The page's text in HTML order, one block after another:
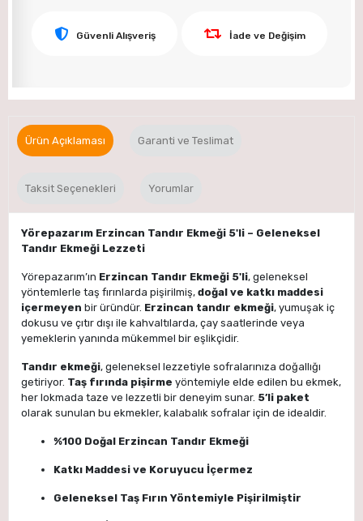
Güvenli Alışveriş İade ve Değişim
Ürün Açıklaması Garanti ve Teslimat
Taksit Seçenekleri Yorumlar
Yörepazarım Erzincan Tandır Ekmeği 5'li – Geleneksel
Tandır Ekmeği Lezzeti
Yörepazarım’ın Erzincan Tandır Ekmeği 5'li, geleneksel
yöntemlerle taş fırınlarda pişirilmiş, doğal ve katkı maddesi
içermeyen bir üründür. Erzincan tandır ekmeği, yumuşak iç
dokusu ve çıtır dışı ile kahvaltılarda, çay saatlerinde veya
yemeklerin yanında mükemmel bir eşlikçidir.
Tandır ekmeği, geleneksel lezzetiyle sofralarınıza doğallığı
getiriyor. Taş fırında pişirme yöntemiyle elde edilen bu ekmek,
her lokmada taze ve lezzetli bir deneyim sunar. 5’li paket
olarak sunulan bu ekmekler, kalabalık sofralar için de idealdir.
%100 Doğal Erzincan Tandır Ekmeği
Katkı Maddesi ve Koruyucu İçermez
Geleneksel Taş Fırın Yöntemiyle Pişirilmiştir